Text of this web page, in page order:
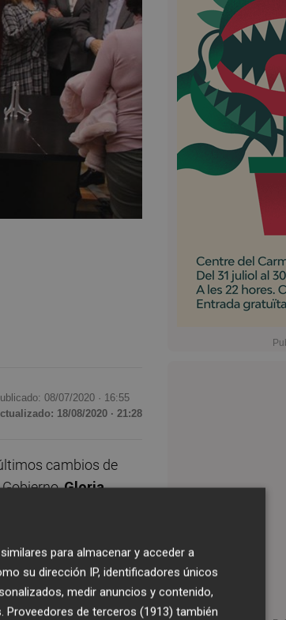
08/07/2020 · 16:55
18/08/2020 · 21:28
cambios de
Gloria
Bufort, hasta el
la Ejecutiva del
se refiere a estrategia
para almacenar y acceder a
su dirección IP, identificadores únicos
medir anuncios y contenido,
Proveedores de terceros (1913) también